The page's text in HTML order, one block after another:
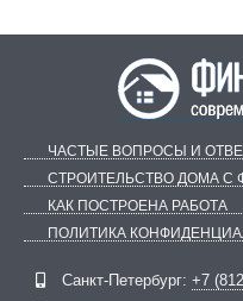
ЧАСТЫЕ ВОПРОСЫ И
СТРОИТЕЛЬСТВО ДОМА С
КАК ПОСТРОЕНА РАБОТА
ПОЛИТИКА
Санкт-Петербург: +7